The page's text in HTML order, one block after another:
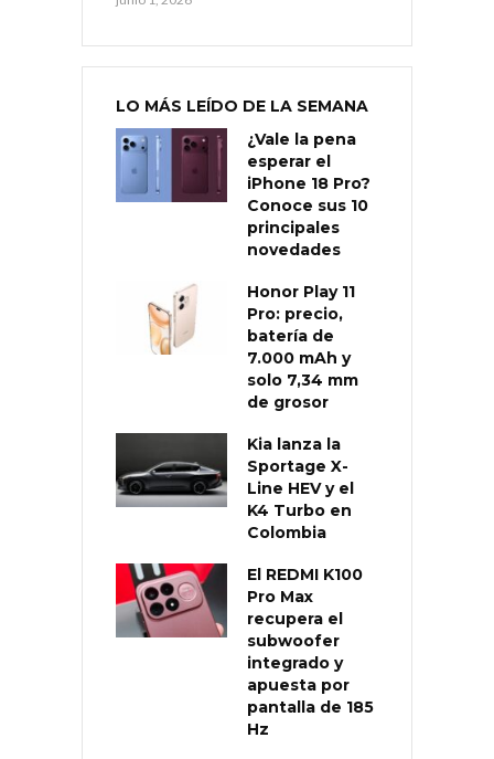
LO MÁS LEÍDO DE LA SEMANA
¿Vale la pena
esperar el
iPhone 18 Pro?
Conoce sus 10
principales
novedades
Honor Play 11
Pro: precio,
batería de
7.000 mAh y
solo 7,34 mm
de grosor
Kia lanza la
Sportage X-
Line HEV y el
K4 Turbo en
Colombia
El REDMI K100
Pro Max
recupera el
subwoofer
integrado y
apuesta por
pantalla de 185
Hz